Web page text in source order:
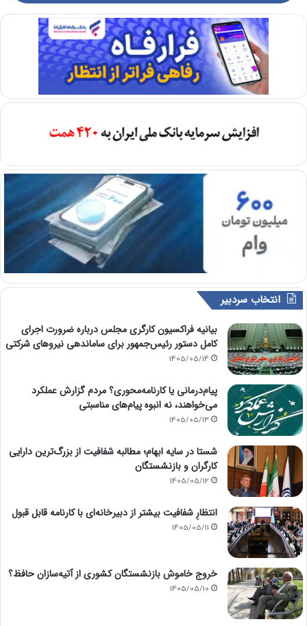
انتخاب سردبیر
بیانیه فراکسیون کارگری مجلس درباره ضرورت اجرای
کامل دستور رئیس‌جمهور برای ساماندهی نیروهای شرکتی
1405/05/14
پیام‌درمانی یا کارنامه‌محوری؟ مردم گزارش عملکرد
می‌خواهند، نه انبوه پیام‌های مناسبتی
1405/05/13
شستا در سایه ابهام؛ مطالبه شفافیت از بزرگ‌ترین دارایی
کارگران و بازنشستگان
1405/05/12
انتظارِ شفافیت بیشتر از دبیرخانه‌ای با کارنامه قابل قبول
1405/05/11
خروج خاموش بازنشستگان کشوری از آتیه‌سازان حافظ؟
1405/05/10